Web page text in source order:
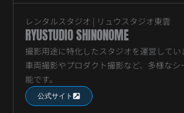
レンタルスタジオ | リュウスタジオ東雲
RYUSTUDIO SHINONOME
撮影用途に特化したスタジオを運営してい
車両撮影やプロダクト撮影など、多様なシ
能です。
公式サイト